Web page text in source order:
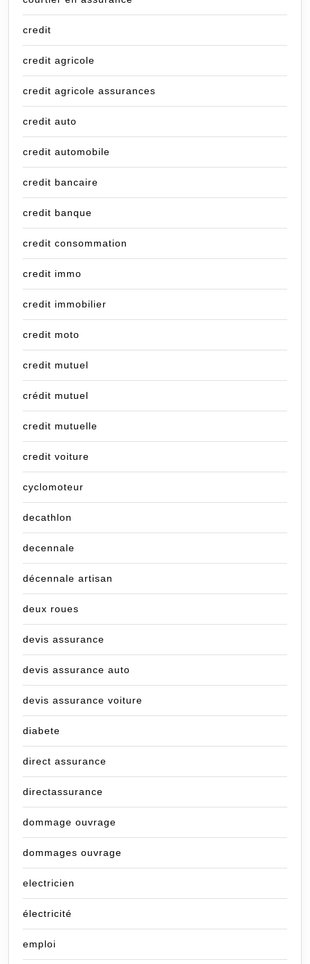
credit
credit agricole
credit agricole assurances
credit auto
credit automobile
credit bancaire
credit banque
credit consommation
credit immo
credit immobilier
credit moto
credit mutuel
crédit mutuel
credit mutuelle
credit voiture
cyclomoteur
decathlon
decennale
décennale artisan
deux roues
devis assurance
devis assurance auto
devis assurance voiture
diabete
direct assurance
directassurance
dommage ouvrage
dommages ouvrage
electricien
électricité
emploi